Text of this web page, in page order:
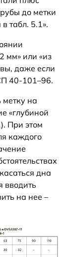
до метки
табл. 5.1».
мм» или «из
даже если
40-101–96.
метку на
«глубиной
). При этом
каждого
дна
вводить
на нее –